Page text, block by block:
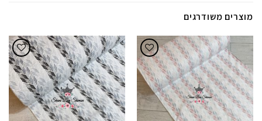
מוצרים משודרגים
הוסף
לWishlist
הוסף
לWishlist